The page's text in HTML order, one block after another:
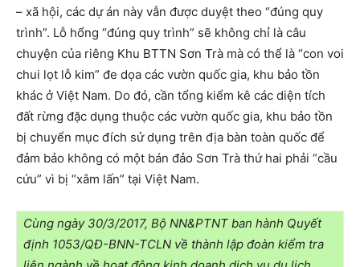
– xã hội, các dự án này vẫn được duyệt theo “đúng quy
trình”. Lỗ hổng “đúng quy trình” sẽ không chỉ là câu
chuyện của riêng Khu BTTN Sơn Trà mà có thể là “con voi
chui lọt lỗ kim” đe dọa các vườn quốc gia, khu bảo tồn
khác ở Việt Nam. Do đó, cần tổng kiểm kê các diện tích
đất rừng đặc dụng thuộc các vườn quốc gia, khu bảo tồn
bị chuyển mục đích sử dụng trên địa bàn toàn quốc để
đảm bảo không có một bán đảo Sơn Trà thứ hai phải “cầu
cứu” vì bị “xâm lấn” tại Việt Nam.
Cùng ngày 30/3/2017, Bộ NN&PTNT ban hành Quyết
định 1053/QĐ-BNN-TCLN về thành lập đoàn kiểm tra